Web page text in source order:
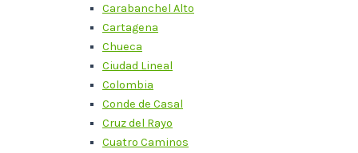
Carabanchel Alto
Cartagena
Chueca
Ciudad Lineal
Colombia
Conde de Casal
Cruz del Rayo
Cuatro Caminos